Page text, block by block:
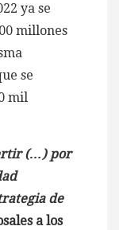
ya se
millones
se
mil
(…) por
de
a los